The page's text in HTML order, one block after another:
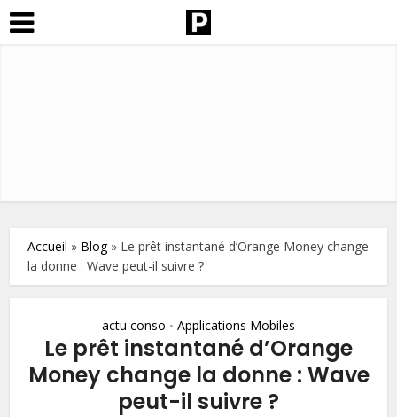
Accueil » Blog» Le prêt instantané d’Orange Money change
la donne : Wave peut-il suivre ?
actu conso • Applications Mobiles
Le prêt instantané d’Orange
Money change la donne : Wave
peut-il suivre ?